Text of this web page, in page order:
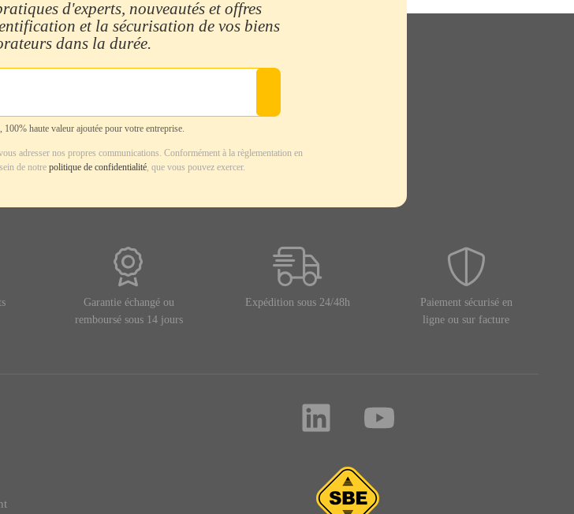
d'experts, nouveautés et offres
et la sécurisation de vos biens
dans la durée.
100% haute valeur ajoutée pour votre entreprise.
adresser nos propres communications. Conformément à la règlementation en
de notre politique de confidentialité, que vous pouvez exercer.
Garantie échangé ou
remboursé sous 14 jours
Expédition sous 24/48h
Paiement sécurisé en
ligne ou sur facture